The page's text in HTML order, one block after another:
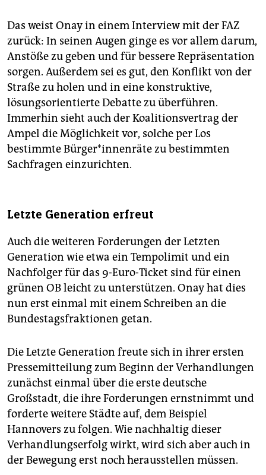
Das weist Onay in einem Interview mit der FAZ
zurück: In seinen Augen ginge es vor allem darum,
Anstöße zu geben und für bessere Repräsentation
sorgen. Außerdem sei es gut, den Konflikt von der
Straße zu holen und in eine konstruktive,
lösungsorientierte Debatte zu überführen.
Immerhin sieht auch der Koalitionsvertrag der
Ampel die Möglichkeit vor, solche per Los
bestimmte Bür­ge­r*in­nen­rä­te zu bestimmten
Sachfragen einzurichten.
Letzte Generation erfreut
Auch die weiteren Forderungen der Letzten
Generation wie etwa ein Tempolimit und ein
Nachfolger für das 9-Euro-Ticket sind für einen
grünen OB leicht zu unterstützen. Onay hat dies
nun erst einmal mit einem Schreiben an die
Bundestagsfraktionen getan.
Die Letzte Generation freute sich in ihrer ersten
Pressemitteilung zum Beginn der Verhandlungen
zunächst einmal über die erste deutsche
Großstadt, die ihre Forderungen ernstnimmt und
forderte weitere Städte auf, dem Beispiel
Hannovers zu folgen. Wie nachhaltig dieser
Verhandlungserfolg wirkt, wird sich aber auch in
der Bewegung erst noch herausstellen müssen.